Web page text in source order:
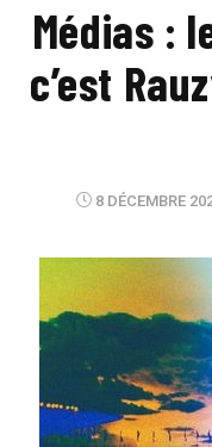
Médias :
c’est
8 DÉCEMBRE